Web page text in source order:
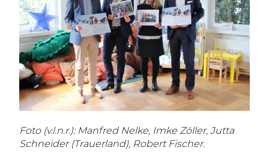
Foto (v.l.n.r.): Manfred Nelke, Imke Zöller, Jutta
Schneider (Trauerland), Robert Fischer.